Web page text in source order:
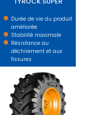
Durée de vie du produit
améliorée
Stabilité maximale
Résistance au
déchirement et aux
fissures